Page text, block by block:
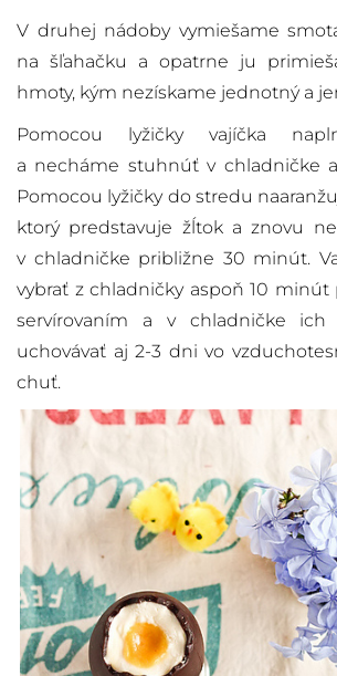
V druhej nádoby vymiešame
na šľahačku a opatrne ju
hmoty, kým nezískame jednotný a
Pomocou lyžičky vajíčka
a necháme stuhnúť v chladničke
Pomocou lyžičky do stredu
ktorý predstavuje žĺtok a znovu
v chladničke približne 30 minút.
vybrať z chladničky aspoň 10
servírovaním a v chladničke ich
uchovávať aj 2-3 dni vo
chuť.